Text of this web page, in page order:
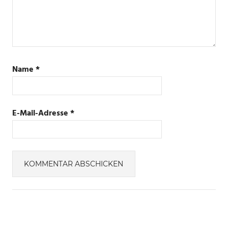
Name*
E-Mail-Adresse*